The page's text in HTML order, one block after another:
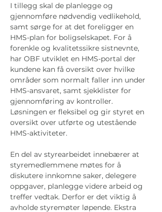
I tillegg skal de planlegge og
gjennomføre nødvendig vedlikehold,
samt sørge for at det foreligger en
HMS-plan for boligselskapet. For å
forenkle og kvalitetssikre sistnevnte,
har OBF utviklet en HMS-portal der
kundene kan få oversikt over hvilke
områder som normalt faller inn under
HMS-ansvaret, samt sjekklister for
gjennomføring av kontroller.
Løsningen er fleksibel og gir styret en
oversikt over utførte og utestående
HMS-aktiviteter.
En del av styrearbeidet innebærer at
styremedlemmene møtes for å
diskutere innkomne saker, delegere
oppgaver, planlegge videre arbeid og
treffer vedtak. Derfor er det viktig å
avholde styremøter løpende. Ekstra